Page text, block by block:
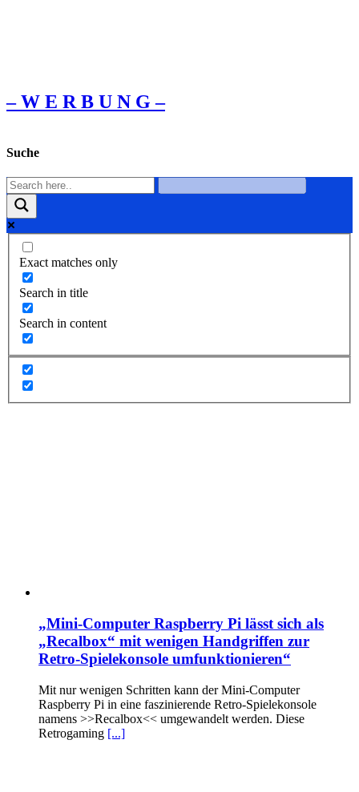
– W Ε R Β U Ν G –
Suche
Exact matches only
Search in title
Search in content
„Mini-Computer Raspberry Pi lässt sich als
„Recalbox“ mit wenigen Handgriffen zur
Retro-Spielekonsole umfunktionieren“
Mit nur wenigen Schritten kann der Mini-Computer
Raspberry Pi in eine faszinierende Retro-Spielekonsole
namens >>Recalbox<< umgewandelt werden. Diese
Retrogaming [...]